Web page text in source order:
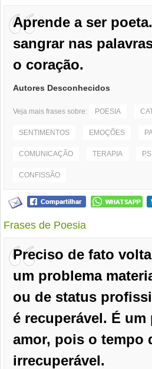
Aprende a ser
sangrar nas
o coração.
Autores Desconhecidos
Veja mais frases sobre: POESIA
SENTIMENTOS EMOÇÕES
COMUNICAÇÃO TERAPIA
CONFISSÃO
Frases de Poesia
Preciso de fato
um problema
ou de status
é recuperável. É
amor, pois o tempo
irrecuperável.